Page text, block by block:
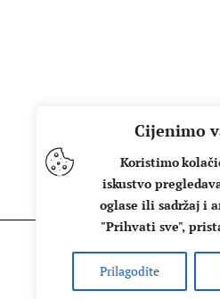
Cijenimo
Koristimo
iskustvo
oglase ili sadržaj i
"Prihvati sve",
Prilagodite